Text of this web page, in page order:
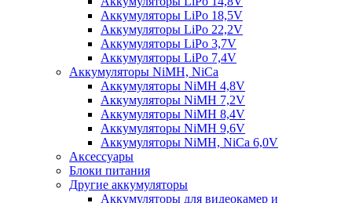
Аккумуляторы LiPo 18,5V
Аккумуляторы LiPo 22,2V
Аккумуляторы LiPo 3,7V
Аккумуляторы LiPo 7,4V
Аккумуляторы NiMH, NiCa
Аккумуляторы NiMH 4,8V
Аккумуляторы NiMH 7,2V
Аккумуляторы NiMH 8,4V
Аккумуляторы NiMH 9,6V
Аккумуляторы NiMH, NiCa 6,0V
Аксессуары
Блоки питания
Другие аккумуляторы
Аккумуляторы для видеокамер и